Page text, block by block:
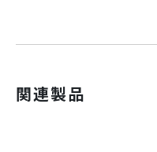
動画
関連製品